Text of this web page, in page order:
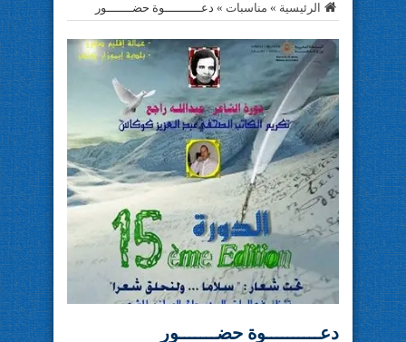
الرئيسية » مناسبات » دعــــــــــوة حضـــــــور
دعــــــــــوة حضـــــــور